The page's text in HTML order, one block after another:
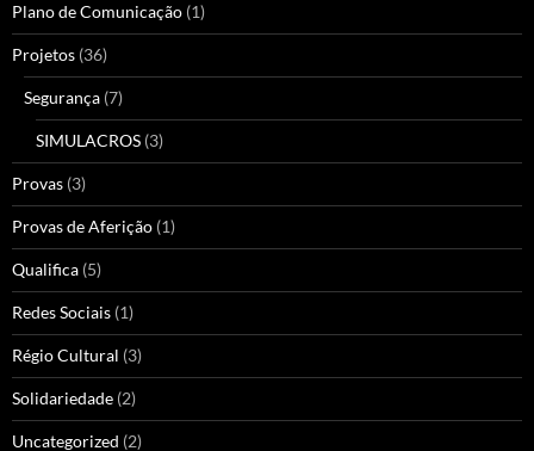
Plano de Comunicação (1)
Projetos (36)
Segurança (7)
SIMULACROS (3)
Provas (3)
Provas de Aferição (1)
Qualifica (5)
Redes Sociais (1)
Régio Cultural (3)
Solidariedade (2)
Uncategorized (2)